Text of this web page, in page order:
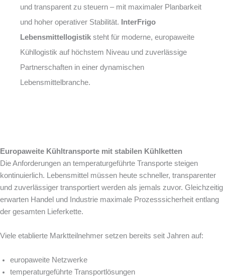
und transparent zu steuern – mit maximaler Planbarkeit
und hoher operativer Stabilität. InterFrigo
Lebensmittellogistik steht für moderne, europaweite
Kühllogistik auf höchstem Niveau und zuverlässige
Partnerschaften in einer dynamischen
Lebensmittelbranche.
Europaweite Kühltransporte mit stabilen Kühlketten
Die Anforderungen an temperaturgeführte Transporte steigen
kontinuierlich. Lebensmittel müssen heute schneller, transparenter
und zuverlässiger transportiert werden als jemals zuvor. Gleichzeitig
erwarten Handel und Industrie maximale Prozesssicherheit entlang
der gesamten Lieferkette.
Viele etablierte Marktteilnehmer setzen bereits seit Jahren auf:
europaweite Netzwerke
temperaturgeführte Transportlösungen